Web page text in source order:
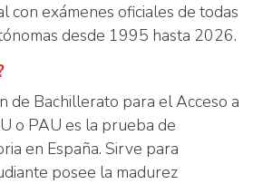
con exámenes oficiales de todas
desde 1995 hasta 2026.
de Bachillerato para el Acceso a
o PAU es la prueba de
en España. Sirve para
posee la madurez